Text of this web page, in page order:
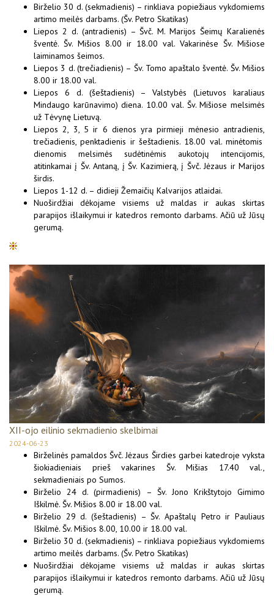
Birželio 30 d. (sekmadienis) – rinkliava popiežiaus vykdomiems
artimo meilės darbams. (Šv. Petro Skatikas)
Liepos 2 d. (antradienis) – Švč. M. Marijos Šeimų Karalienės
šventė. Šv. Mišios 8.00 ir 18.00 val. Vakarinėse Šv. Mišiose
laiminamos šeimos.
Liepos 3 d. (trečiadienis) – Šv. Tomo apaštalo šventė. Šv. Mišios
8.00 ir 18.00 val.
Liepos 6 d. (šeštadienis) – Valstybės (Lietuvos karaliaus
Mindaugo karūnavimo) diena. 10.00 val. Šv. Mišiose melsimės
už Tėvynę Lietuvą.
Liepos 2, 3, 5 ir 6 dienos yra pirmieji mėnesio antradienis,
trečiadienis, penktadienis ir šeštadienis. 18.00 val. minėtomis
dienomis melsimės sudėtinėmis aukotojų intencijomis,
atitinkamai į Šv. Antaną, į Šv. Kazimierą, į Švč. Jėzaus ir Marijos
širdis.
Liepos 1-12 d. – didieji Žemaičių Kalvarijos atlaidai.
Nuoširdžiai dėkojame visiems už maldas ir aukas skirtas
parapijos išlaikymui ir katedros remonto darbams. Ačiū už Jūsų
gerumą.
XII-ojo eilinio sekmadienio skelbimai
2024-06-23
Birželinės pamaldos Švč. Jėzaus Širdies garbei katedroje vyksta
šiokiadieniais prieš vakarines Šv. Mišias 17.40 val.,
sekmadieniais po Sumos.
Birželio 24 d. (pirmadienis) – Šv. Jono Krikštytojo Gimimo
Iškilmė. Šv. Mišios 8.00 ir 18.00 val.
Birželio 29 d. (šeštadienis) – Šv. Apaštalų Petro ir Pauliaus
Iškilmė. Šv. Mišios 8.00, 10.00 ir 18.00 val.
Birželio 30 d. (sekmadienis) – rinkliava popiežiaus vykdomiems
artimo meilės darbams. (Šv. Petro Skatikas)
Nuoširdžiai dėkojame visiems už maldas ir aukas skirtas
parapijos išlaikymui ir katedros remonto darbams. Ačiū už Jūsų
gerumą.